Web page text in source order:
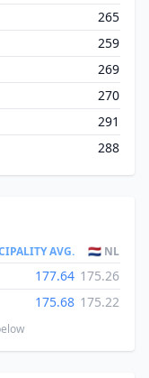
265
259
269
270
291
288
AVG. 🇳🇱 NL
177.64 175.26
175.68 175.22